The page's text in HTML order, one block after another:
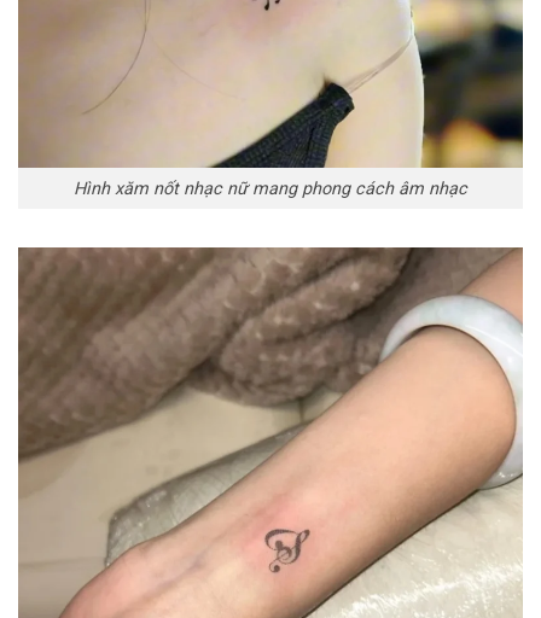
Hình xăm nốt nhạc nữ mang phong cách âm nhạc